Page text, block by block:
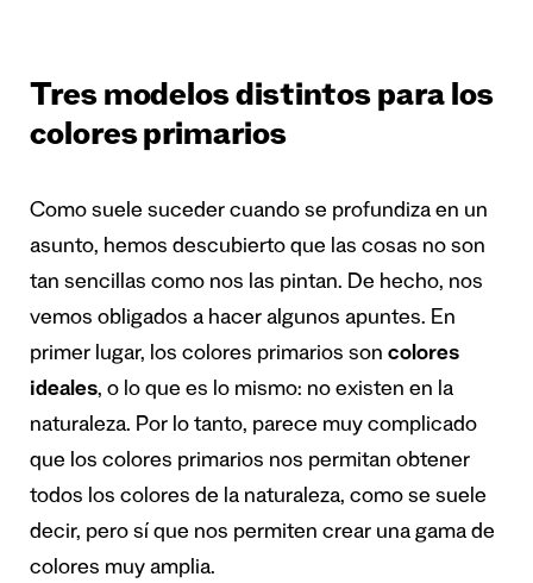
Tres modelos distintos para los
colores primarios
Como suele suceder cuando se profundiza en un
asunto, hemos descubierto que las cosas no son
tan sencillas como nos las pintan. De hecho, nos
vemos obligados a hacer algunos apuntes. En
primer lugar, los colores primarios son colores
ideales, o lo que es lo mismo: no existen en la
naturaleza. Por lo tanto, parece muy complicado
que los colores primarios nos permitan obtener
todos los colores de la naturaleza, como se suele
decir, pero sí que nos permiten crear una gama de
colores muy amplia.